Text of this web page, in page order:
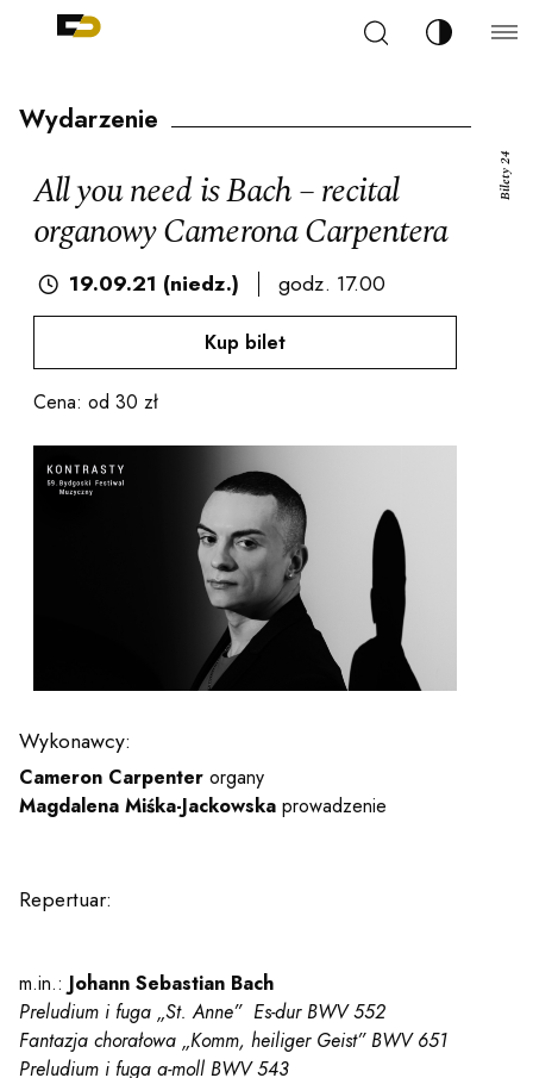
Szukaj Zmień
YOUTUBE INSTAGRAM
Polityka prywatności
Wydarzenie
All you need is Bach – recital
organowy Camerona Carpentera
19.09.21 (niedz.) godz. 17.00
Kup bilet
Cena: od 30 zł
Wykonawcy:
Cameron Carpenter organy
Magdalena Miśka-Jackowska prowadzenie
Repertuar:
m.in.: Johann Sebastian Bach
Preludium i fuga „St. Anne” Es-dur BWV 552
Fantazja chorałowa „Komm, heiliger Geist” BWV 651
Preludium i fuga a-moll BWV 543
Bilety 24